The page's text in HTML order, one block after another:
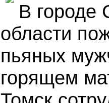
В городе
области
пьяных
горящем